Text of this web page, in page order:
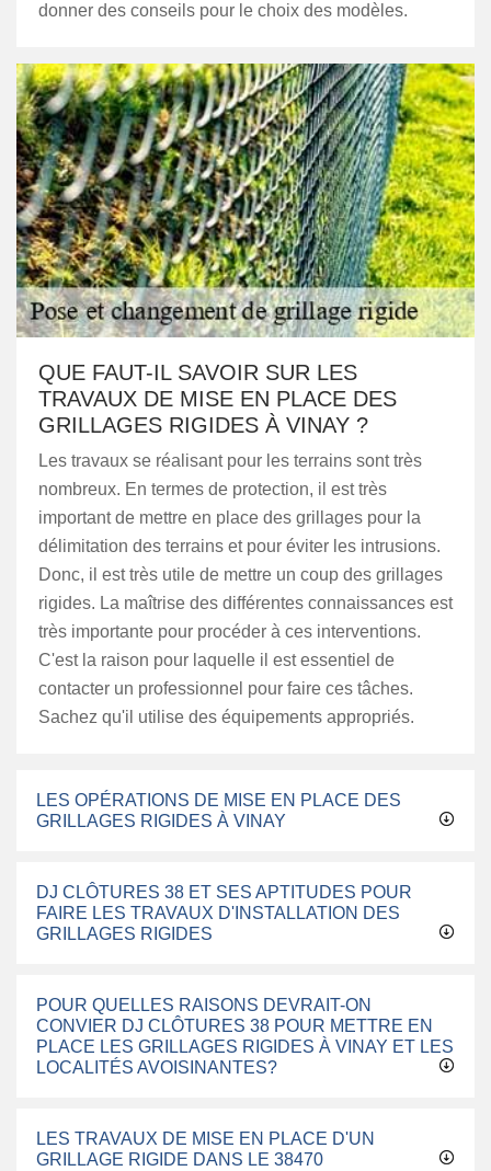
donner des conseils pour le choix des modèles.
QUE FAUT-IL SAVOIR SUR LES
TRAVAUX DE MISE EN PLACE DES
GRILLAGES RIGIDES À VINAY ?
Les travaux se réalisant pour les terrains sont très
nombreux. En termes de protection, il est très
important de mettre en place des grillages pour la
délimitation des terrains et pour éviter les intrusions.
Donc, il est très utile de mettre un coup des grillages
rigides. La maîtrise des différentes connaissances est
très importante pour procéder à ces interventions.
C'est la raison pour laquelle il est essentiel de
contacter un professionnel pour faire ces tâches.
Sachez qu'il utilise des équipements appropriés.
LES OPÉRATIONS DE MISE EN PLACE DES
GRILLAGES RIGIDES À VINAY
DJ CLÔTURES 38 ET SES APTITUDES POUR
FAIRE LES TRAVAUX D'INSTALLATION DES
GRILLAGES RIGIDES
POUR QUELLES RAISONS DEVRAIT-ON
CONVIER DJ CLÔTURES 38 POUR METTRE EN
PLACE LES GRILLAGES RIGIDES À VINAY ET LES
LOCALITÉS AVOISINANTES?
LES TRAVAUX DE MISE EN PLACE D'UN
GRILLAGE RIGIDE DANS LE 38470